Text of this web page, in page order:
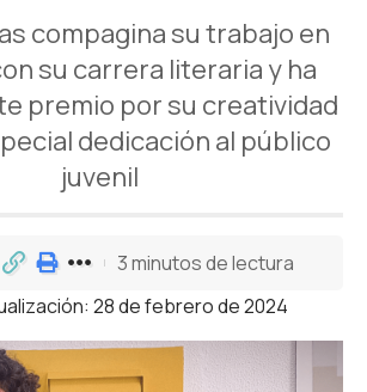
compagina su trabajo en
su carrera literaria y ha
premio por su creatividad
dedicación al público
juvenil
28 de febrero de 2024
3 minutos de lectura